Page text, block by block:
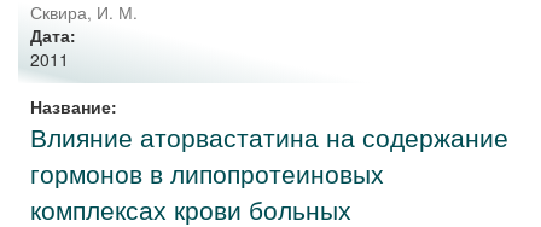
Сквира, И. М.
Дата:
2011
Название:
Влияние аторвастатина на содержание
гормонов в липопротеиновых
комплексах крови больных